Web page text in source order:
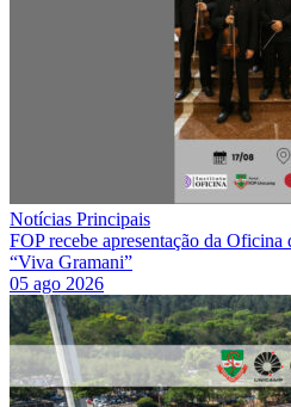
Notícias Principais
FOP recebe apresentação da
“Viva Gramani”
05 ago 2026